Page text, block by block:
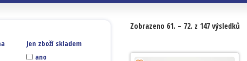
Zobrazeno 61. – 72. z 147 výsledků
Jen zboží skladem
ano